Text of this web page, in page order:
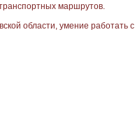
маршрутов.
области, умение работать с